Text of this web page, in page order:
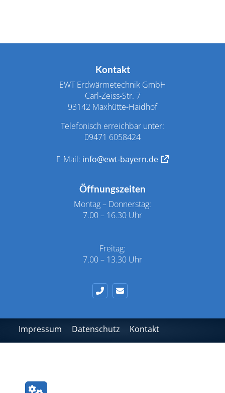
Footer - Kontaktdaten und Öffnungszeiten
Kontakt
EWT Erdwärmetechnik GmbH
Carl-Zeiss-Str. 7
93142 Maxhütte-Haidhof
Telefonisch erreichbar unter:
09471 6058424
E-Mail: info@ewt-bayern.de
Öffnungszeiten
Montag – Donnerstag:
7.00 – 16.30 Uhr
Freitag:
7.00 – 13.30 Uhr
Impressum Datenschutz Kontakt